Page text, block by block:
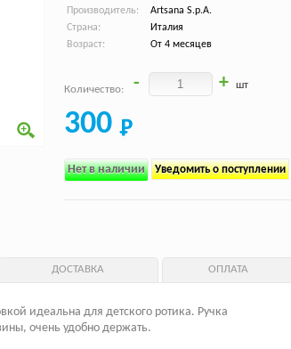
Производитель:
Artsana S.p.A.
Страна:
Италия
Возраст:
От 4 месяцев
Количество: - + шт
300
Нет в наличии Уведомить о поступлении
ДОСТАВКА ОПЛАТА
идеальна для детского ротика. Ручка
очень удобно держать.